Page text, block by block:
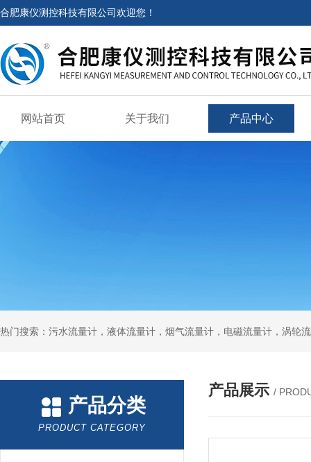
合肥康仪测控科技有限公司欢迎您！
网站首页 关于我们 产品中心
产品分类
PRODUCT CATEGORY
产品展示 /